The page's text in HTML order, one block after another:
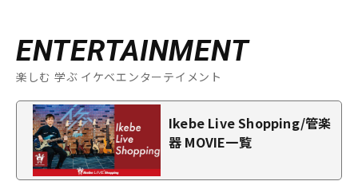
ENTERTAINMENT
楽しむ 学ぶ イケベエンターテイメント
Ikebe Live Shopping/管楽
器 MOVIE一覧